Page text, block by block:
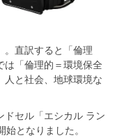
。直訳すると「倫理
は「倫理的＝環境保全
人と社会、地球環境な
ドセル「エシカル ラン
となりました。